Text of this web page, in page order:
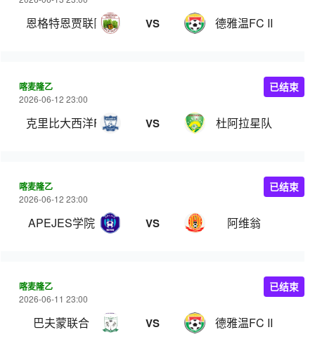
恩格特恩贾联队 VS 德雅温FC II
喀麦隆乙
2026-06-12 23:00
克里比大西洋FC VS 杜阿拉星队
已结束
喀麦隆乙
2026-06-12 23:00
APEJES学院 VS 阿维翁
已结束
喀麦隆乙
2026-06-11 23:00
巴夫蒙联合 VS 德雅温FC II
已结束